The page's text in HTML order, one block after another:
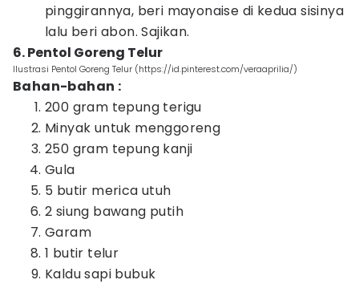
pinggirannya, beri mayonaise di kedua sisinya
lalu beri abon. Sajikan.
6. Pentol Goreng Telur
Ilustrasi Pentol Goreng Telur (https://id.pinterest.com/veraaprilia/)
Bahan-bahan :
200 gram tepung terigu
Minyak untuk menggoreng
250 gram tepung kanji
Gula
5 butir merica utuh
2 siung bawang putih
Garam
1 butir telur
Kaldu sapi bubuk